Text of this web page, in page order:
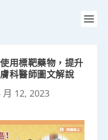
用標靶藥物，提升
科醫師圖文解說
月 12, 2023